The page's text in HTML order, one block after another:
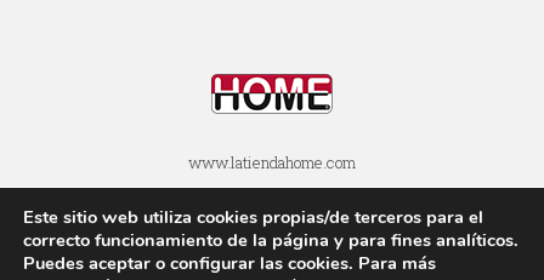
www.latiendahome.com
POLÍTICA DE COOKIES
POLÍTICA DE PRIVACIDAD
AVISOS LEGALES
SOBRE ESTE BLOG
Este sitio web utiliza cookies propias/de terceros para el
correcto funcionamiento de la página y para fines analí­ticos.
Puedes aceptar o configurar las cookies. Para más